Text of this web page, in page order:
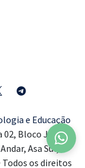
e Educação
02, Bloco J, Lote
Asa Sul,
Todos os direitos